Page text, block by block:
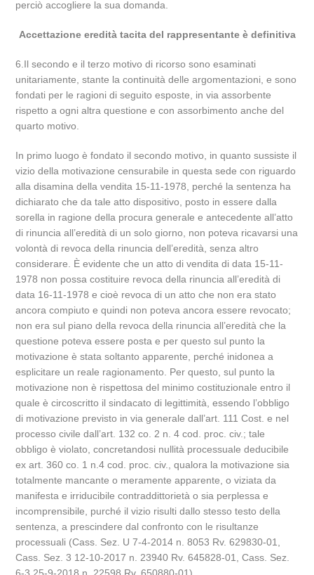
perciò accogliere la sua domanda.
Accettazione eredità tacita del rappresentante è definitiva
6.Il secondo e il terzo motivo di ricorso sono esaminati
unitariamente, stante la continuità delle argomentazioni, e sono
fondati per le ragioni di seguito esposte, in via assorbente
rispetto a ogni altra questione e con assorbimento anche del
quarto motivo.
In primo luogo è fondato il secondo motivo, in quanto sussiste il
vizio della motivazione censurabile in questa sede con riguardo
alla disamina della vendita 15-11-1978, perché la sentenza ha
dichiarato che da tale atto dispositivo, posto in essere dalla
sorella in ragione della procura generale e antecedente all’atto
di rinuncia all’eredità di un solo giorno, non poteva ricavarsi una
volontà di revoca della rinuncia dell’eredità, senza altro
considerare. È evidente che un atto di vendita di data 15-11-
1978 non possa costituire revoca della rinuncia all’eredità di
data 16-11-1978 e cioè revoca di un atto che non era stato
ancora compiuto e quindi non poteva ancora essere revocato;
non era sul piano della revoca della rinuncia all’eredità che la
questione poteva essere posta e per questo sul punto la
motivazione è stata soltanto apparente, perché inidonea a
esplicitare un reale ragionamento. Per questo, sul punto la
motivazione non è rispettosa del minimo costituzionale entro il
quale è circoscritto il sindacato di legittimità, essendo l’obbligo
di motivazione previsto in via generale dall’art. 111 Cost. e nel
processo civile dall’art. 132 co. 2 n. 4 cod. proc. civ.; tale
obbligo è violato, concretandosi nullità processuale deducibile
ex art. 360 co. 1 n.4 cod. proc. civ., qualora la motivazione sia
totalmente mancante o meramente apparente, o viziata da
manifesta e irriducibile contraddittorietà o sia perplessa e
incomprensibile, purché il vizio risulti dallo stesso testo della
sentenza, a prescindere dal confronto con le risultanze
processuali (Cass. Sez. U 7-4-2014 n. 8053 Rv. 629830-01,
Cass. Sez. 3 12-10-2017 n. 23940 Rv. 645828-01, Cass. Sez.